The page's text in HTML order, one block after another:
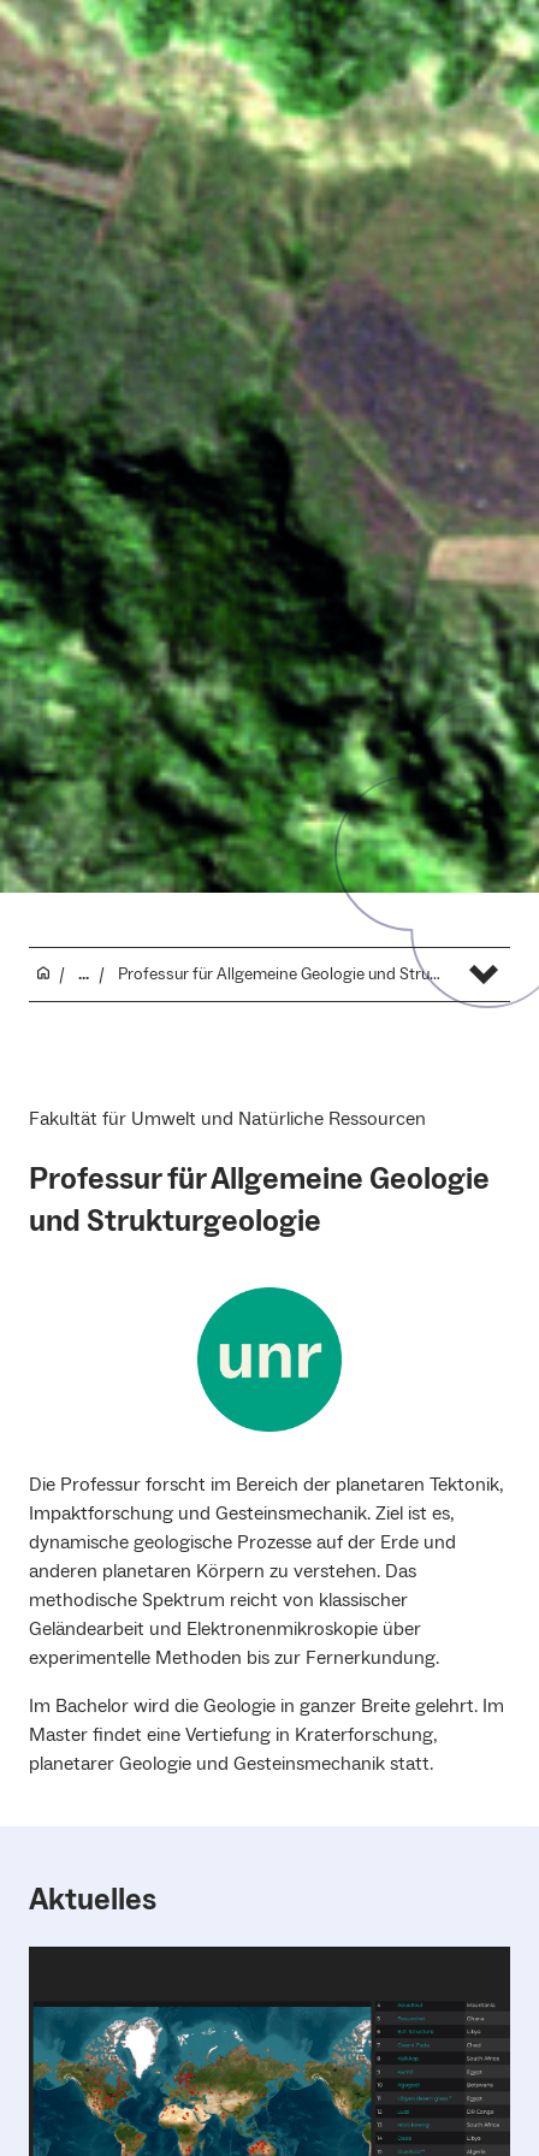
... Professur für Allgemeine Geologie und Strukturgeologie
Fakultät für Umwelt und Natürliche Ressourcen
Professur für Allgemeine Geologie
und Strukturgeologie
Die Professur forscht im Bereich der planetaren Tektonik,
Impaktforschung und Gesteinsmechanik. Ziel ist es,
dynamische geologische Prozesse auf der Erde und
anderen planetaren Körpern zu verstehen. Das
methodische Spektrum reicht von klassischer
Geländearbeit und Elektronenmikroskopie über
experimentelle Methoden bis zur Fernerkundung.
Im Bachelor wird die Geologie in ganzer Breite gelehrt. Im
Master findet eine Vertiefung in Kraterforschung,
planetarer Geologie und Gesteinsmechanik statt.
Aktuelles